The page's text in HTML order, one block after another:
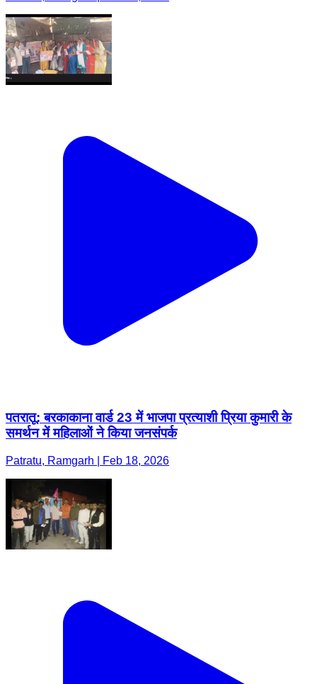
पतरातू: बरकाकाना वार्ड 23 में भाजपा प्रत्याशी प्रिया कुमारी के
समर्थन में महिलाओं ने किया जनसंपर्क
Patratu, Ramgarh | Feb 18, 2026